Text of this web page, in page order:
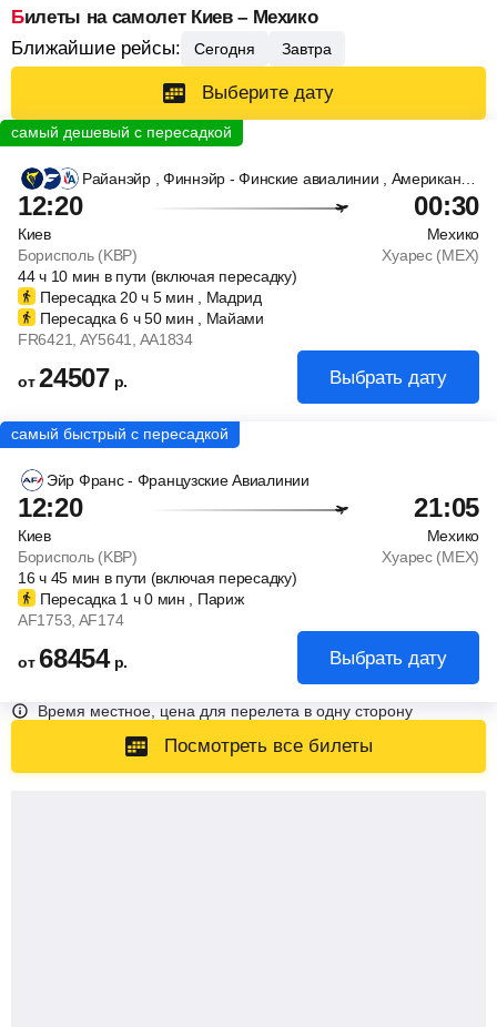
Билеты на самолет Киев – Мехико
Ближайшие рейсы:
Сегодня Завтра
Выберите дату
Райанэйр , Финнэйр - Финские авиалинии , Американ Эйрлайнс - Американские Авиалинии
12:20 00:30
Киев
Мехико
Борисполь (KBP)
Хуарес (MEX)
44ч10 мин в пути (включая пересадку)
Пересадка 20ч 5 мин , Мадрид
Пересадка 6 ч50 мин , Майами
FR6421 , AY5641 , AA1834
от24507 р. Выбрать дату
Эйр Франс - Французские Авиалинии
12:20 21:05
Киев
Мехико
Борисполь (KBP)
Хуарес (MEX)
16ч45 мин в пути (включая пересадку)
Пересадка 1 ч0 мин , Париж
AF1753 , AF174
от68454 р. Выбрать дату
Время местное, цена для перелета в одну сторону
Посмотреть все билеты